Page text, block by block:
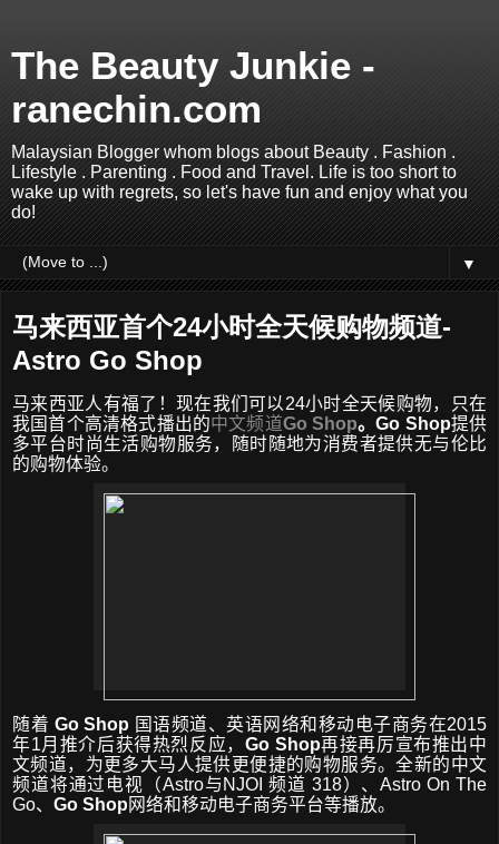
The Beauty Junkie -
ranechin.com
Malaysian Blogger whom blogs about Beauty . Fashion .
Lifestyle . Parenting . Food and Travel. Life is too short to
wake up with regrets, so let's have fun and enjoy what you
do!
▼
马来西亚首个24小时全天候购物频道-
Astro Go Shop
马来西亚人有福了！现在我们可以 24小时全天候购物，只在
我国首个高清格式播出的中文频道Go Shop。Go Shop提供
多平台时尚生活购物服务，
随时随地为消费者提供无与伦比
的购物体验。
随着 Go Shop 国语频道、英语网络和移动电子商务在2015
年1月推介后获得热烈反应， Go Shop再接再厉宣布推出中
文频道，为更多大马人提供更便捷的购物服务。全新的中文
频道将通过电视（Astro与 NJOI频道 318）、Astro On The
Go、 Go Shop 网络和移动电子商务平台等播放。